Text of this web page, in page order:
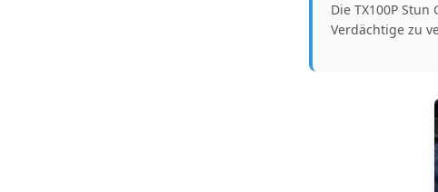
Die TX100P
Verdächtige zu